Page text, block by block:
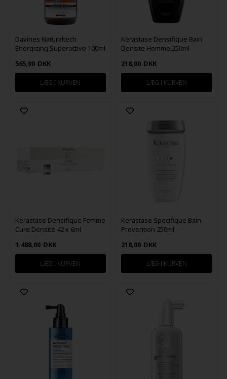
Davines Naturaltech
Energizing Superactive 100ml
565,00 DKK
Kerastase Densifique Bain
Densite Homme 250ml
218,00 DKK
Kerastase Densifique Femme
Cure Densité 42 x 6ml
1.488,00 DKK
Kerastase Specifique Bain
Prevention 250ml
218,00 DKK